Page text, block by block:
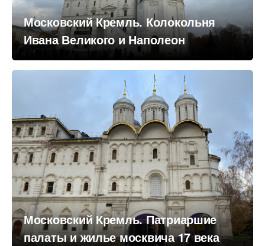
Московский Кремль. Колокольня
Ивана Великого и Наполеон
Московский Кремль. Патриаршие
палаты и жилье москвича 17 века